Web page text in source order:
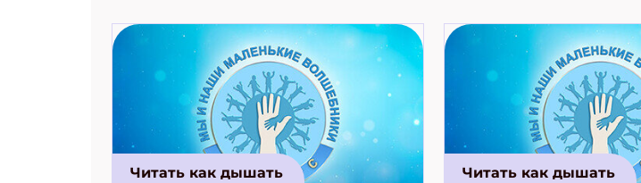
Читать как дышать Читать как дышать